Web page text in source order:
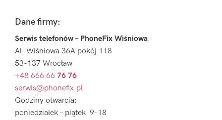
FooterDane firmy:
Serwis telefonów – PhoneFix Wiśniowa:
Al. Wiśniowa 36A pokój 118
53-137 Wrocław
+48 666 66 76 76
serwis@phonefix.pl
Godziny otwarcia:
poniedziałek – piątek 9-18